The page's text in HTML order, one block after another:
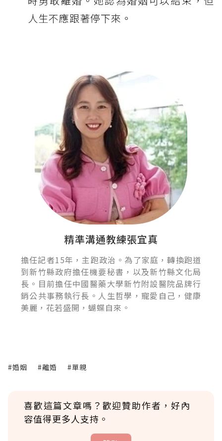
人生不應跟著停下來。
精準溝通教練張宜真
擔任記者15年，主跑政治。為了家庭，轉換跑道
到新竹縣政府擔任機要秘書，以及新竹縣文化局
長。目前擔任中國醫藥大學新竹附設醫院品牌行
銷公共事務執行長。人生哲學，寵愛自己，健康
美麗，花若盛開，蝴蝶自來。
#婚姻 #離婚 #單親
喜歡這篇文章嗎？歡迎贊助作者，好內
容值得更多人支持。